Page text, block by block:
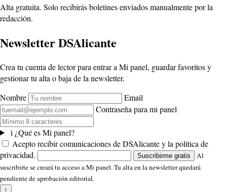
Alta gratuita. Solo recibirás boletines enviados manualmente por la
redacción.
Newsletter DSAlicante
Crea tu cuenta de lector para entrar a Mi panel, guardar favoritos y
gestionar tu alta o baja de la newsletter.
Nombre
Email
Contraseña para mi panel
i ¿Qué es Mi panel?
Acepto recibir comunicaciones de DSAlicante y la política de
privacidad.
Suscribirme gratis
Al
suscribirte se creará tu acceso a Mi panel. Tu alta en la newsletter quedará
pendiente de aprobación editorial.
↑